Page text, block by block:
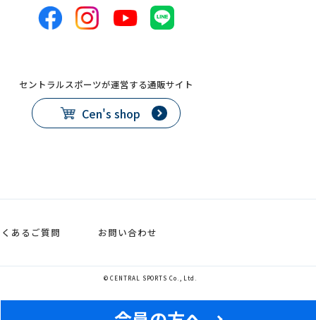
セントラルスポーツが運営する通販サイト
Cen's shop
あるご質問 お問い合わせ
© CENTRAL SPORTS Co., Ltd.